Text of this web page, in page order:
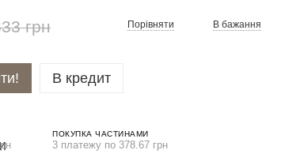
грн Порівняти В бажання
В кредит
ПОКУПКА ЧАСТИНАМИ
3 платежу по 378.67 грн